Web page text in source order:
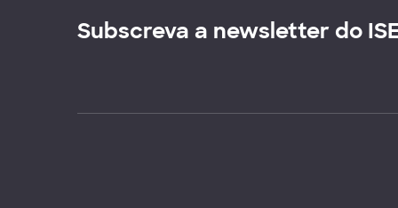
Subscreva a newsletter do